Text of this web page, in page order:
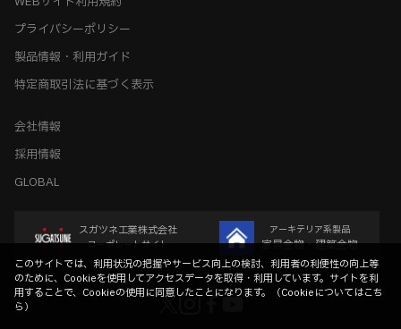
プライバシーポリシー
製品情報・利用ガイド
特定商取引法に基づく表示
会社情報
採用情報
GLOBAL
スガツネ工業株式会社
コーポレートサイト
アーキテリア系製品
家具金物・建築金物
このサイトでは、利用状況の把握やサービス向上の検討、利用者の利便性の向上等
のために、Cookieを使用してアクセスデータを取得・利用しています。サイトを利
用することで、Cookieの使用に同意したことになります。（Cookieについてはこち
ら）